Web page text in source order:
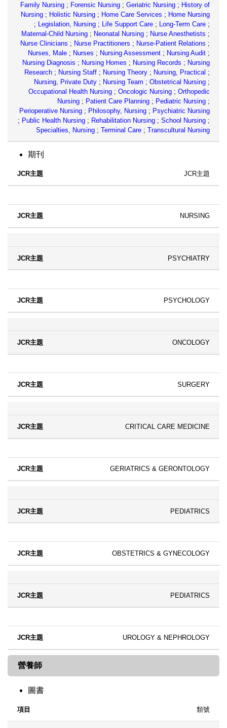
Family Nursing ; Forensic Nursing ; Geriatric Nursing ; History of
Nursing ; Holistic Nursing ; Home Care Services ; Home Nursing
; Legislation, Nursing ; Life Support Care ; Long-Term Care ;
Maternal-Child Nursing ; Neonatal Nursing ; Nurse Anesthetists ;
Nurse Clinicians ; Nurse Practitioners ; Nurse-Patient Relations ;
Nurses, Male ; Nurses ; Nursing Assessment ; Nursing Audit ;
Nursing Diagnosis ; Nursing Homes ; Nursing Records ; Nursing
Research ; Nursing Staff ; Nursing Theory ; Nursing, Practical ;
Nursing, Private Duty ; Nursing Team ; Obstetrical Nursing ;
Occupational Health Nursing ; Oncologic Nursing ; Orthopedic
Nursing ; Patient Care Planning ; Pediatric Nursing ;
Perioperative Nursing ; Philosophy, Nursing ; Psychiatric Nursing
; Public Health Nursing ; Rehabilitation Nursing ; School Nursing ;
Specialties, Nursing ; Terminal Care ; Transcultural Nursing
期刊
JCR主題
NURSING
PSYCHIATRY
PSYCHOLOGY
ONCOLOGY
SURGERY
CRITICAL CARE MEDICINE
GERIATRICS & GERONTOLOGY
PEDIATRICS
OBSTETRICS & GYNECOLOGY
PEDIATRICS
UROLOGY & NEPHROLOGY
營養師
圖書
項目 類號